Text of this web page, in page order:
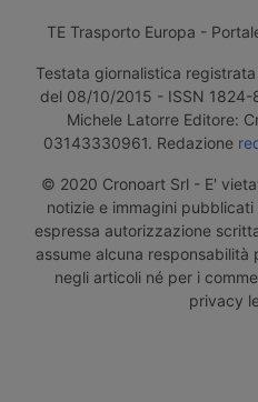
TE Trasporto Europa -
Testata giornalistica
del 08/10/2015 - ISSN 1824-
Michele Latorre Editore:
03143330961. Redazione
© 2020 Cronoart Srl - E'
notizie e immagini
espressa autorizzazione
assume alcuna
negli articoli né per i
privacy